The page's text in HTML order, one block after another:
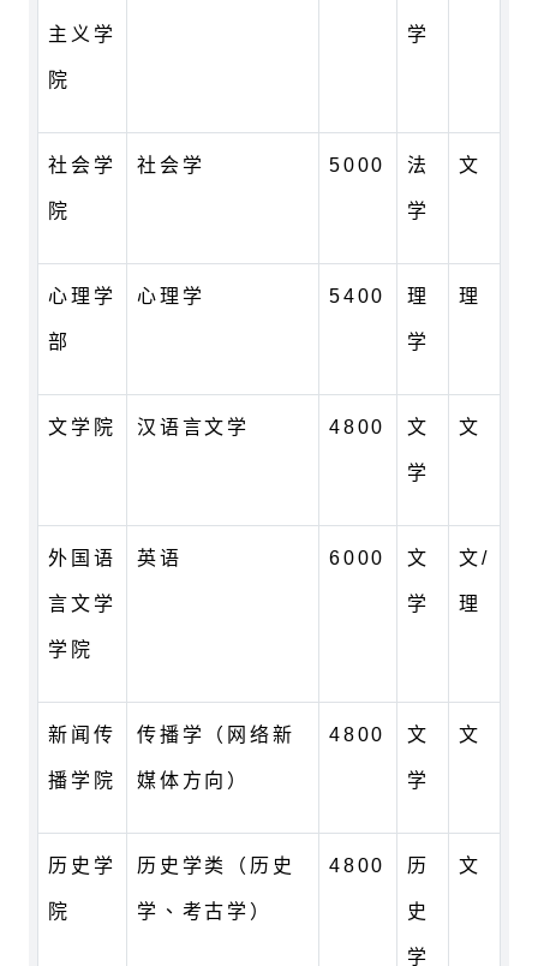
主义学
院
学
社会学
院
社会学 5000 法
学
文
心理学
部
心理学 5400 理
学
理
文学院 汉语言文学 4800 文
学
文
外国语
言文学
学院
英语 6000 文
学
文/
理
新闻传
播学院
传播学（网络新
媒体方向）
4800 文
学
文
历史学
院
历史学类（历史
学、考古学）
4800 历
史
学
文